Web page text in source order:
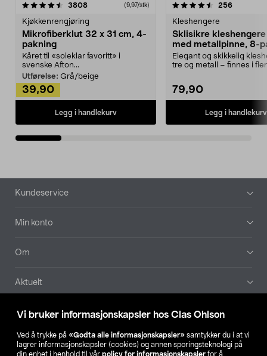
Vi bruker informasjonskapsler hos Clas Ohlson
Ved å trykke på «Godta alle informasjonskapsler» samtykker du i at vi
lagrer informasjonskapsler (cookies) og annen sporingsteknologi på
din enhet i henhold til vår policy for informasjonskapsler for å
3808anmeldelser(9,97/stk)
Kjøkkenrengjøring
Mikrofiberklut 32 x 31 cm, 4-
pakning
Kåret til «soleklar favoritt» i
svenske Afton...
Utførelse: Grå/beige
39,90
Legg i handlekurv
4.5av 5 stjerner 256
Kleshengere
Sklisikre
med metallpinne, 8-
Elegant og skikkelig
tre og metall – finnes i
79,90
Legg i handlekurv
4.5av 5 stjerner
Bunntekst
Kundeservice
Min konto
Om
Aktuelt
Våre selskaper
Finn din butikk